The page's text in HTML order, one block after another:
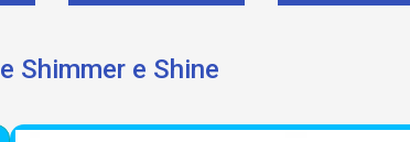
Shimmer e Shine